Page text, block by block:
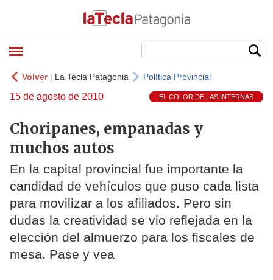
Volver| La Tecla Patagonia Política Provincial
15 de agosto de 2010 EL COLOR DE LAS INTERNAS
Choripanes, empanadas y
muchos autos
En la capital provincial fue importante la
candidad de vehículos que puso cada lista
para movilizar a los afiliados. Pero sin
dudas la creatividad se vio reflejada en la
elección del almuerzo para los fiscales de
mesa. Pase y vea